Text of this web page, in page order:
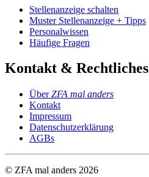
Stellenanzeige schalten
Muster Stellenanzeige + Tipps
Personalwissen
Häufige Fragen
Kontakt & Rechtliches
ÜberZFA mal anders
Kontakt
Impressum
Datenschutzerklärung
AGBs
© ZFA mal anders 2026